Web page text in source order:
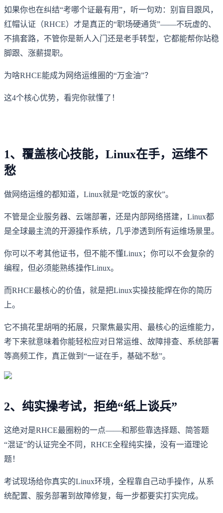
如果你也在纠结“考哪个证最有用”，听一句劝：别盲目跟风，
红帽认证（RHCE）才是真正的“职场硬通货”——不玩虚的、
不搞套路，不管你是新人入门还是老手转型，它都能帮你站稳
脚跟、涨薪提职。
为啥RHCE能成为网络运维圈的“万金油”？
这4个核心优势，看完你就懂了！
1、覆盖核心技能，Linux在手，运维不
愁
做网络运维的都知道，Linux就是“吃饭的家伙”。
不管是企业服务器、云端部署，还是内部网络搭建，Linux都
是全球最主流的开源操作系统，几乎渗透到所有运维场景里。
你可以不考其他证书，但不能不懂Linux；你可以不会复杂的
编程，但必须能熟练操作Linux。
而RHCE最核心的价值，就是把Linux实操技能焊在你的简历
上。
它不搞花里胡哨的拓展，只聚焦最实用、最核心的运维能力，
考下来就意味着你能轻松应对日常运维、故障排查、系统部署
等高频工作，真正做到“一证在手，基础不愁”。
2、纯实操考试，拒绝“纸上谈兵”
这绝对是RHCE最圈粉的一点——和那些靠选择题、简答题
“混证”的认证完全不同，RHCE全程纯实操，没有一道理论
题！
考试现场给你真实的Linux环境，全程靠自己动手操作，从系
统配置、服务部署到故障修复，每一步都要实打实完成。